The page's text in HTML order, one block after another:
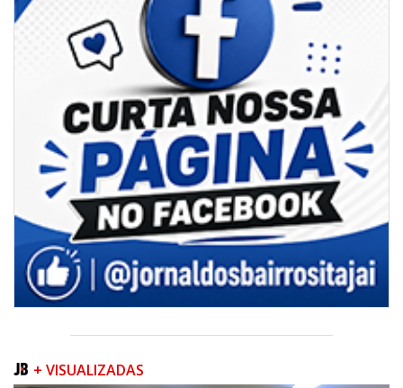
BALNEÁRIO PIÇARRAS
+ VISUALIZADAS